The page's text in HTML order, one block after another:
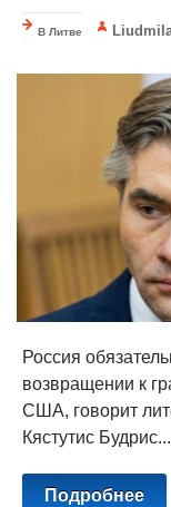
В Литве
Россия
возвращении к
США, говорит
Кястутис
Подробнее